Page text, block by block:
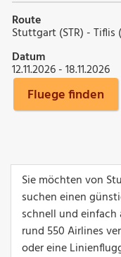
Route
Stuttgart (STR) - Tiflis
Datum
12.11.2026 - 18.11.2026
Fluege finden
Sie möchten von
suchen einen
schnell und
rund 550 Airlines
oder eine